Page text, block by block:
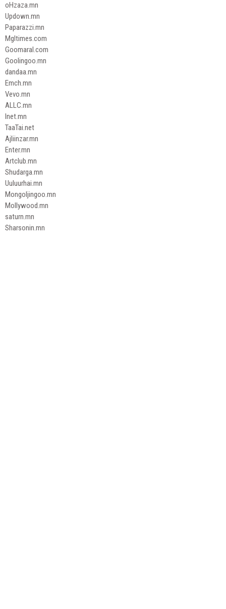
oHzaza.mn
Updown.mn
Paparazzi.mn
Mgltimes.com
Goomaral.com
Goolingoo.mn
dandaa.mn
Emch.mn
Vevo.mn
ALLC.mn
Inet.mn
TaaTai.net
Ajliinzar.mn
Enter.mn
Artclub.mn
Shudarga.mn
Uuluurhai.mn
Mongoljingoo.mn
Mollywood.mn
saturn.mn
Sharsonin.mn